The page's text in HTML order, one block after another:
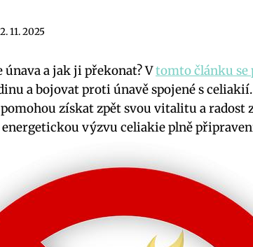
2. 11. 2025
únava a jak ji překonat? Vtomto článku se
a bojovat proti únavě spojené s
získat zpět svou vitalitu a radost
energetickou výzvu celiakie plně